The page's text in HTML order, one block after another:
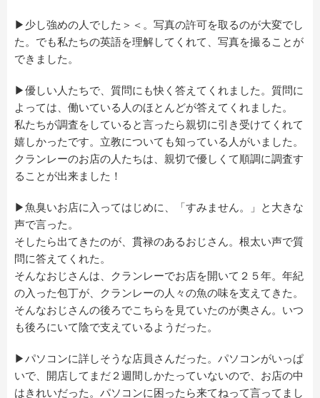
▶少し強めの人でした＞＜。写真の許可を取るのが大変でし
た。でも私たちの英語を理解してくれて、写真を撮ることが
できました。
▶優しい人たちで、質問にも快く答えてくれました。質問に
よっては、働いている人のほとんどが答えてくれました。
私たちが調査をしていると言ったら親切に引き受けてくれて
嬉しかったです。立教についても知っている人がいました。
クランレーのお店の人たちは、親切で優しくて順調に調査す
ることが出来ました！
▶魚臭いお店に入ってはじめに、「すみません。」と大きな
声で言った。
そしたら出てきたのが、貫禄のあるおじさん。根太い声で質
問に答えてくれた。
そんなおじさんは、クランレーでお店を開いて２５年。年紀
の入った包丁が、クランレーの人々の魚の味を支えてきた。
そんなおじさんの後ろでこちらを見ていたのが奥さん。いつ
も後ろにいて陰で支えているようだった。
▶パソコンに詳しそうな店員さんだった。パソコンがいっぱ
いで、開店してまだ２週間しかたっていないので、お店の中
はきれいだった。パソコンに困ったら来てねって言ってまし